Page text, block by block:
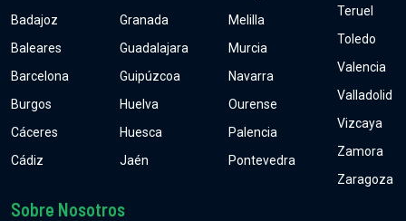
Badajoz
Baleares
Barcelona
Burgos
Cáceres
Cádiz
Granada
Guadalajara
Guipúzcoa
Huelva
Huesca
Jaén
Melilla
Murcia
Navarra
Ourense
Palencia
Pontevedra
Teruel
Toledo
Valencia
Valladolid
Vizcaya
Zamora
Zaragoza
Sobre Nosotros